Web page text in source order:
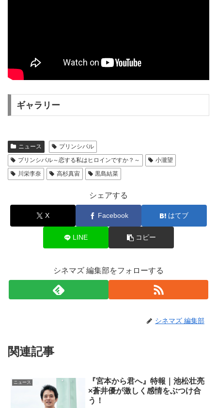
ギャラリー
ニュース
プリンシパル
プリンシパル～恋する私はヒロインですか？～
小瀧望
川栄李奈
高杉真宙 黒島結菜
シェアする
X Facebook はてブ
LINE コピー
シネマズ 編集部をフォローする
シネマズ 編集部
関連記事
ニュース
『宮本から君へ』特報｜池松壮亮
×蒼井優が激しく感情をぶつけ合
う！